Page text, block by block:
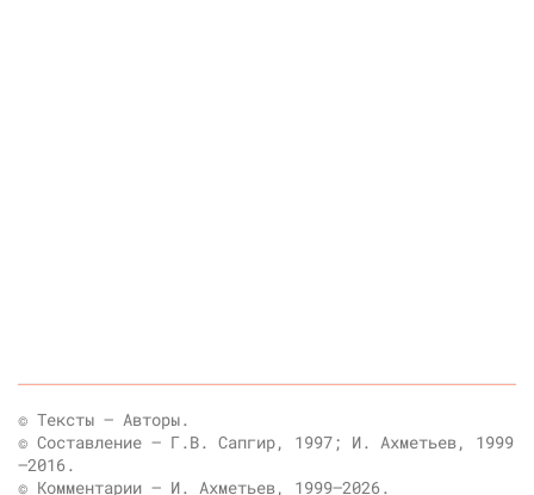
© Тексты — Авторы.
© Составление — Г.В. Сапгир, 1997; И. Ахметьев, 1999
—2016.
© Комментарии — И. Ахметьев, 1999—2026.